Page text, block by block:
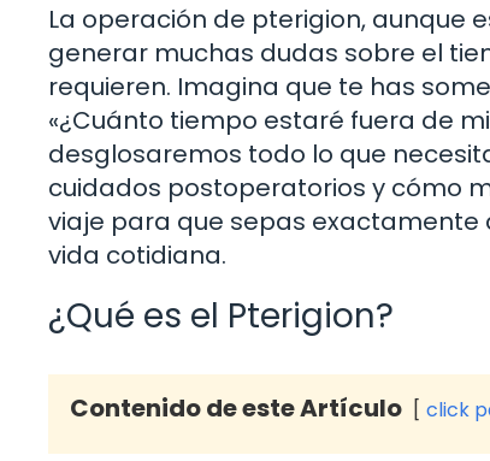
La operación de pterigion, aunque
generar muchas dudas sobre el
requieren. Imagina que te has
«¿Cuánto tiempo estaré fuera de
desglosaremos todo lo que
cuidados postoperatorios y cómo
viaje para que sepas
vida cotidiana.
¿Qué es el Pterigion?
Contenido de este Artículo click